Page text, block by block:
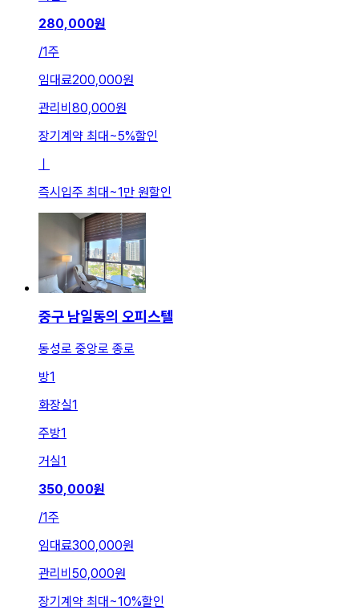
280,000원
/1주
임대료200,000원
관리비 80,000원
장기계약 최대~5%할인
ㅣ
즉시입주 최대~1만 원할인
중구 남일동의 오피스텔
동성로 중앙로 종로
방1
화장실1
주방1
거실1
350,000원
/1주
임대료300,000원
관리비 50,000원
장기계약 최대~10%할인